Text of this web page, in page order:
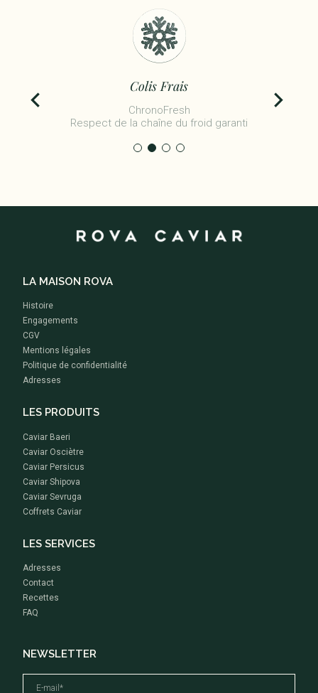
Colis Frais
ChronoFresh
Respect de la chaîne du froid garanti
LA MAISON ROVA
Histoire
Engagements
CGV
Mentions légales
Politique de confidentialité
Adresses
LES PRODUITS
Caviar Baeri
Caviar Osciètre
Caviar Persicus
Caviar Shipova
Caviar Sevruga
Coffrets Caviar
LES SERVICES
Adresses
Contact
Recettes
FAQ
NEWSLETTER